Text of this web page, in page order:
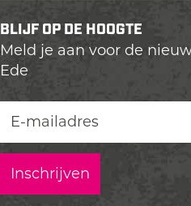
l
d
e
e
a
g
i
l
d
e
a
g
i
l
d
e
a
g
i
BLIJF OP DE HOOGTE
Meld je aan voor de
Ede